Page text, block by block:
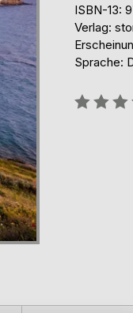
ISBN-13:
Verlag:
Sprache: